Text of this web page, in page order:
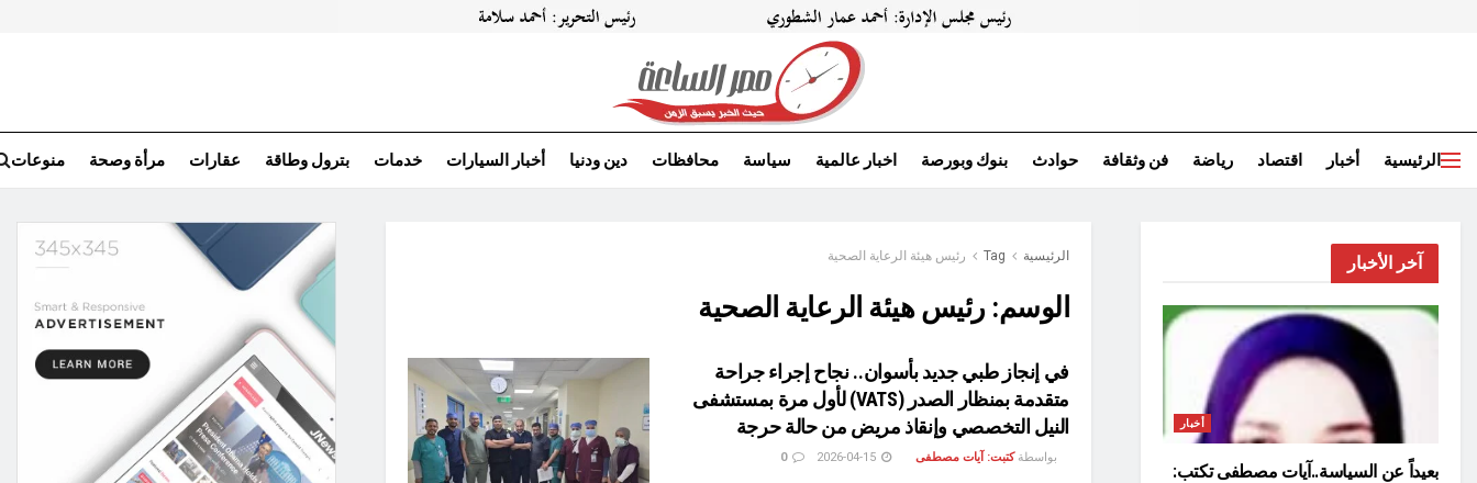
الرئيسية أخبار اقتصاد رياضة فن وثقافة حوادث بنوك وبورصة اخبار عالمية سياسة محافظات دين ودنيا أخبار السيارات خدمات بترول وطاقة عقارات مرأة وصحة منوعات
الرئيسية Tag رئيس هيئة الرعاية الصحية
الوسم: رئيس هيئة الرعاية الصحية
في إنجاز طبي جديد بأسوان.. نجاح إجراء جراحة
متقدمة بمنظار الصدر (VATS) لأول مرة بمستشفى
النيل التخصصي وإنقاذ مريض من حالة حرجة
بواسطة كتبت: آيات مصطفى 0
آخر الأخبار
أخبار
بعيداً عن السياسة..آيات مصطفى تكتب: